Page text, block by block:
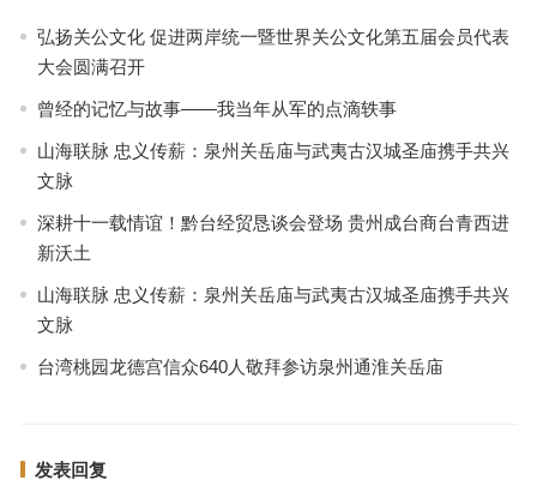
弘扬关公文化 促进两岸统一暨世界关公文化第五届会员代表
大会圆满召开
曾经的记忆与故事——我当年从军的点滴轶事
山海联脉 忠义传薪：泉州关岳庙与武夷古汉城圣庙携手共兴
文脉
深耕十一载情谊！黔台经贸恳谈会登场 贵州成台商台青西进
新沃土
山海联脉 忠义传薪：泉州关岳庙与武夷古汉城圣庙携手共兴
文脉
台湾桃园龙德宫信众640人敬拜参访泉州通淮关岳庙
发表回复